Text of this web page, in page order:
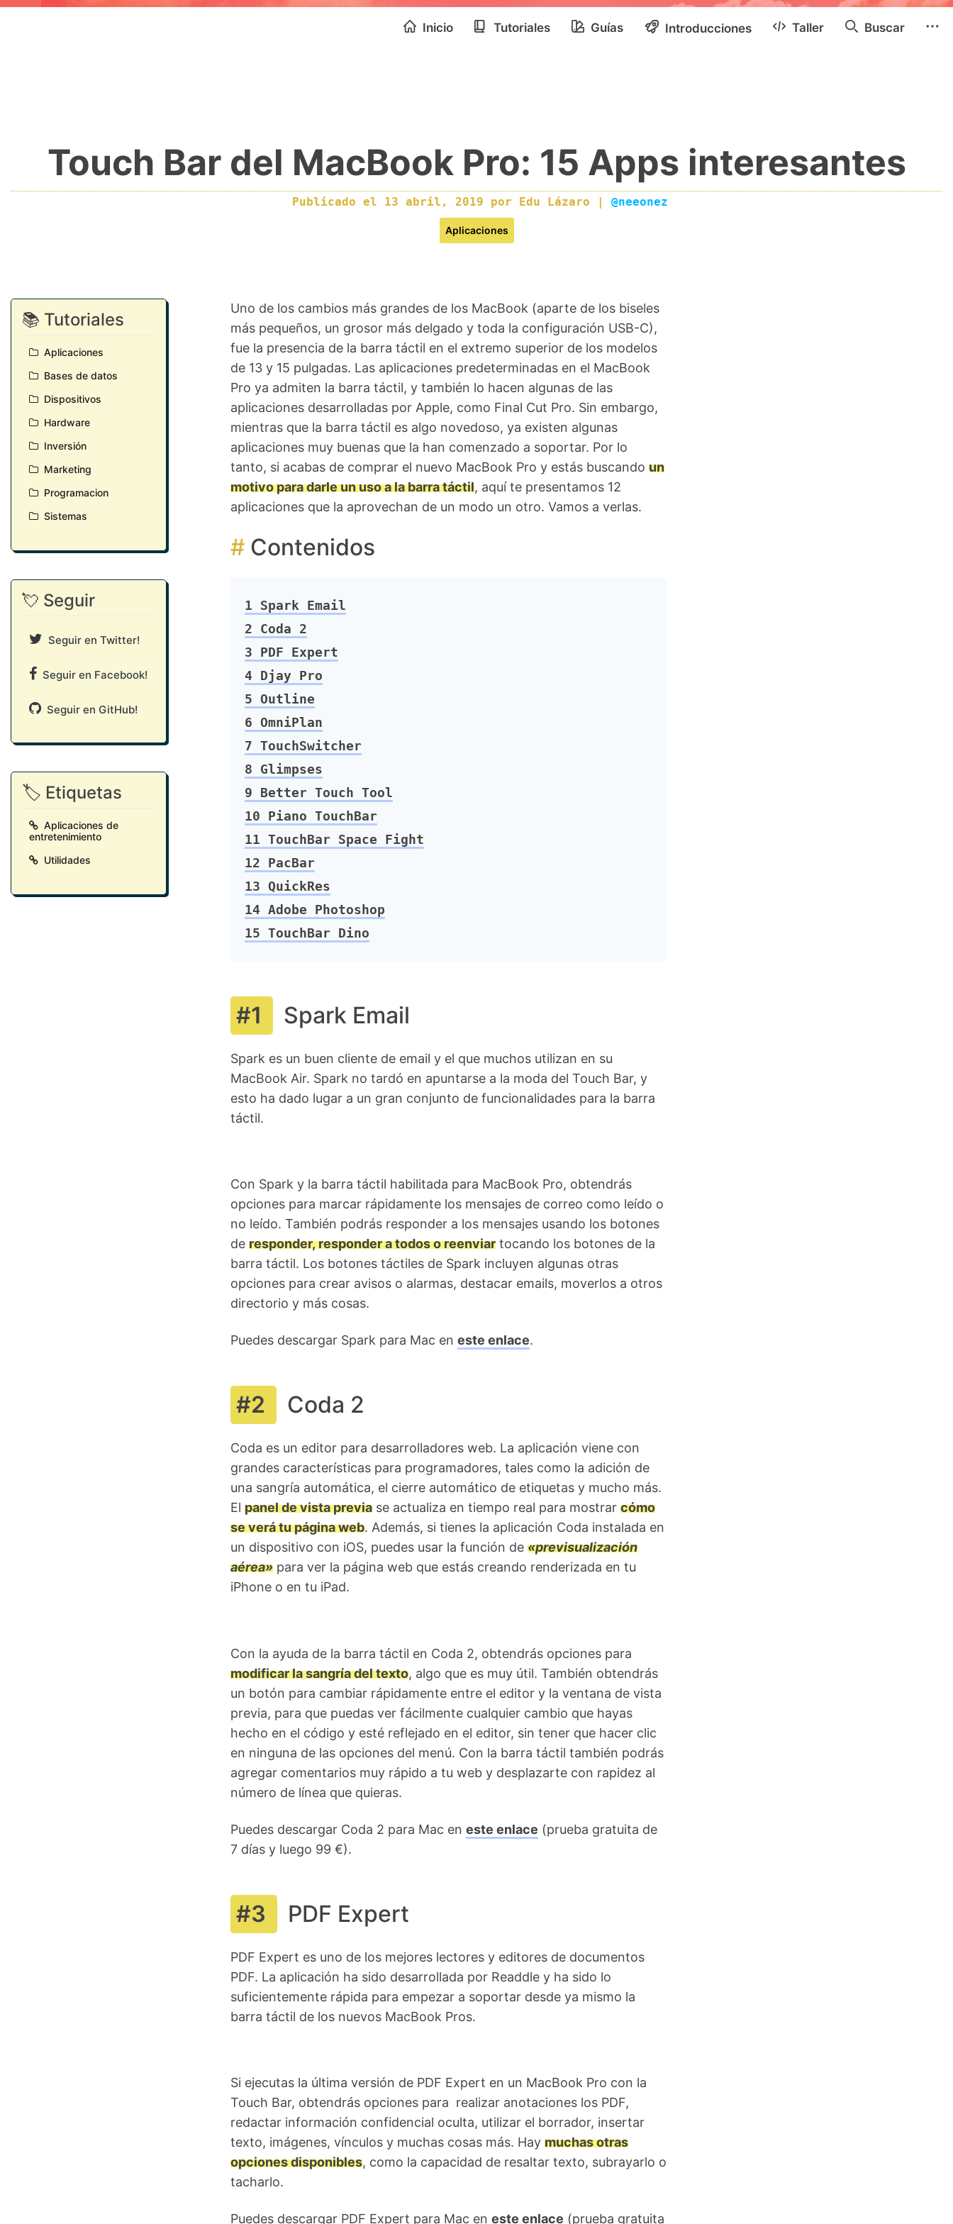
Inicio Tutoriales Guías Introducciones Taller Buscar
Touch Bar del MacBook Pro: 15 Apps interesantes
Publicado el 13 abril, 2019 por Edu Lázaro | @neeonez
Aplicaciones
📚 Tutoriales
Aplicaciones
Bases de datos
Dispositivos
Hardware
Inversión
Marketing
Programacion
Sistemas
💘 Seguir
Seguir en Twitter!
Seguir en Facebook!
Seguir en GitHub!
🏷️ Etiquetas
Aplicaciones de
entretenimiento
Utilidades
Uno de los cambios más grandes de los MacBook (aparte de los biseles
más pequeños, un grosor más delgado y toda la configuración USB-C),
fue la presencia de la barra táctil en el extremo superior de los modelos
de 13 y 15 pulgadas. Las aplicaciones predeterminadas en el MacBook
Pro ya admiten la barra táctil, y también lo hacen algunas de las
aplicaciones desarrolladas por Apple, como Final Cut Pro. Sin embargo,
mientras que la barra táctil es algo novedoso, ya existen algunas
aplicaciones muy buenas que la han comenzado a soportar. Por lo
tanto, si acabas de comprar el nuevo MacBook Pro y estás buscando un
motivo para darle un uso a la barra táctil, aquí te presentamos 12
aplicaciones que la aprovechan de un modo un otro. Vamos a verlas.
Contenidos
1 Spark Email
2 Coda 2
3 PDF Expert
4 Djay Pro
5 Outline
6 OmniPlan
7 TouchSwitcher
8 Glimpses
9 Better Touch Tool
10 Piano TouchBar
11 TouchBar Space Fight
12 PacBar
13 QuickRes
14 Adobe Photoshop
15 TouchBar Dino
Spark Email
Spark es un buen cliente de email y el que muchos utilizan en su
MacBook Air. Spark no tardó en apuntarse a la moda del Touch Bar, y
esto ha dado lugar a un gran conjunto de funcionalidades para la barra
táctil.
Con Spark y la barra táctil habilitada para MacBook Pro, obtendrás
opciones para marcar rápidamente los mensajes de correo como leído o
no leído. También podrás responder a los mensajes usando los botones
de responder, responder a todos o reenviartocando los botones de la
barra táctil. Los botones táctiles de Spark incluyen algunas otras
opciones para crear avisos o alarmas, destacar emails, moverlos a otros
directorio y más cosas.
Puedes descargar Spark para Mac en este enlace.
Coda 2
Coda es un editor para desarrolladores web. La aplicación viene con
grandes características para programadores, tales como la adición de
una sangría automática, el cierre automático de etiquetas y mucho más.
El panel de vista previase actualiza en tiempo real para mostrar cómo
se verá tu página web. Además, si tienes la aplicación Coda instalada en
un dispositivo con iOS, puedes usar la función de «previsualización
aérea»para ver la página web que estás creando renderizada en tu
iPhone o en tu iPad.
Con la ayuda de la barra táctil en Coda 2, obtendrás opciones para
modificar la sangría del texto, algo que es muy útil. También obtendrás
un botón para cambiar rápidamente entre el editor y la ventana de vista
previa, para que puedas ver fácilmente cualquier cambio que hayas
hecho en el código y esté reflejado en el editor, sin tener que hacer clic
en ninguna de las opciones del menú. Con la barra táctil también podrás
agregar comentarios muy rápido a tu web y desplazarte con rapidez al
número de línea que quieras.
Puedes descargar Coda 2 para Mac en este enlace (prueba gratuita de
7 días y luego 99 €).
PDF Expert
PDF Expert es uno de los mejores lectores y editores de documentos
PDF. La aplicación ha sido desarrollada por Readdle y ha sido lo
suficientemente rápida para empezar a soportar desde ya mismo la
barra táctil de los nuevos MacBook Pros.
Si ejecutas la última versión de PDF Expert en un MacBook Pro con la
Touch Bar, obtendrás opciones para realizar anotaciones los PDF,
redactar información confidencial oculta, utilizar el borrador, insertar
texto, imágenes, vínculos y muchas cosas más. Hay muchas otras
opciones disponibles, como la capacidad de resaltar texto, subrayarlo o
tacharlo.
Puedes descargar PDF Expert para Mac en este enlace (prueba gratuita